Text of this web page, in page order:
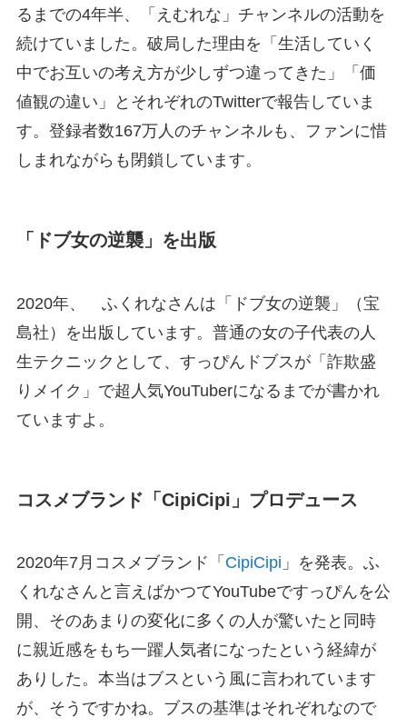
るまでの4年半、「えむれな」チャンネルの活動を
続けていました。破局した理由を「生活していく
中でお互いの考え方が少しずつ違ってきた」「価
値観の違い」とそれぞれのTwitterで報告していま
す。登録者数167万人のチャンネルも、ファンに惜
しまれながらも閉鎖しています。
「ドブ女の逆襲」を出版
2020年、 ふくれなさんは「ドブ女の逆襲」（宝
島社）を出版しています。普通の女の子代表の人
生テクニックとして、すっぴんドブスが「詐欺盛
りメイク」で超人気YouTuberになるまでが書かれ
ていますよ。
コスメブランド「CipiCipi」プロデュース
2020年7月コスメブランド「 CipiCipi 」を発表。ふ
くれなさんと言えばかつてYouTubeですっぴんを公
開、そのあまりの変化に多くの人が驚いたと同時
に親近感をもち一躍人気者になったという経緯が
ありした。本当はブスという風に言われています
が、そうですかね。ブスの基準はそれぞれなので